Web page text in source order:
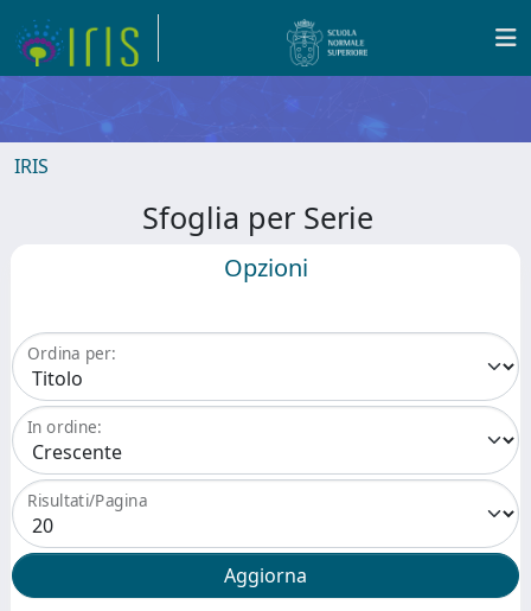
IRIS
Sfoglia per Serie
Opzioni
Ordina per:
In ordine:
Risultati/Pagina